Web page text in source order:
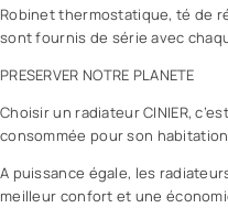
Robinet thermostatique, té de
sont fournis de série avec
PRESERVER NOTRE PLANETE
Choisir un radiateur CINIER,
consommée pour son
A puissance égale, les
meilleur confort et une